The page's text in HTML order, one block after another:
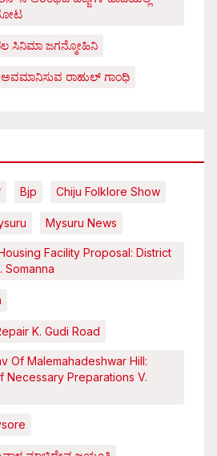
ಸಿನಿಮಾ ಜಗನ್ಮೋಹಿನಿ
ರಾಹುಲ್ ಗಾಂಧಿ
Bjp Chiju Folklore Show
Mysuru News
Facility Proposal: District
Somanna
K. Gudi Road
Of Malemahadeshwar Hill:
Necessary Preparations V.